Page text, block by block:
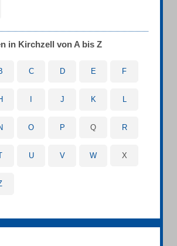
in Kirchzell von A bis Z
C D E F
J K L
O P Q R
U V W X